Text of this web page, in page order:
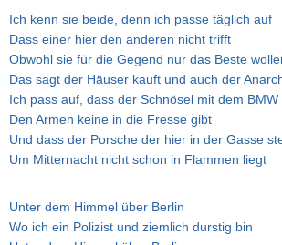
Ich kenn sie beide, denn ich passe täglich auf
Dass einer hier den anderen nicht trifft
Obwohl sie für die Gegend nur das Beste
Das sagt der Häuser kauft und auch der
Ich pass auf, dass der Schnösel mit dem BMW
Den Armen keine in die Fresse gibt
Und dass der Porsche der hier in der Gasse
Um Mitternacht nicht schon in Flammen liegt
Unter dem Himmel über Berlin
Wo ich ein Polizist und ziemlich durstig bin